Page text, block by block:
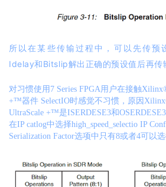
所以在某些传输过程中，可以先传预
Idelay和Bitslip解出正确的预设值后再传
对习惯使用7 Series FPGA用户在接触
+™器件 SelectIO时感觉不习惯，原因
UltraScale +™是ISERDESE3和
在IP catlog中选择high_speed_selectio IP
Serialization Factor选项中只有8或者4可以选